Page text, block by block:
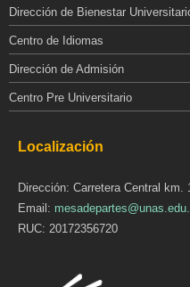
Dirección de Bienestar
Centro de Idiomas
Dirección de Admisión
Centro Pre Universitario
Localización
Dirección: Carretera Central km.
Email:
RUC: 20172356720